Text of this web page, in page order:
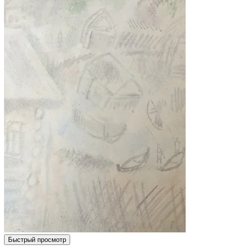
Быстрый просмотр